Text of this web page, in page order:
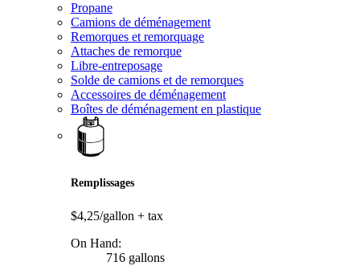
Propane
Camions de déménagement
Remorques et remorquage
Attaches de remorque
Libre-entreposage
Solde de camions et de remorques
Accessoires de déménagement
Boîtes de déménagement en plastique
Remplissages
$4,25/gallon + tax
On Hand:
716 gallons